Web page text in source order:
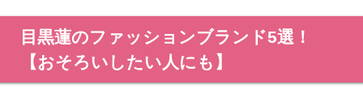
目黒蓮のファッションブランド5選！
【おそろいしたい人にも】